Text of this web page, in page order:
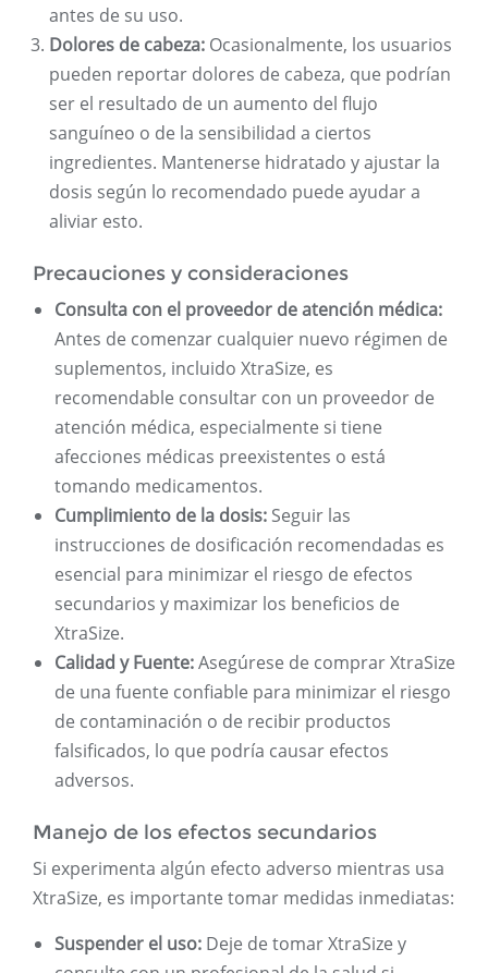
antes de su uso.
Dolores de cabeza: Ocasionalmente, los usuarios
pueden reportar dolores de cabeza, que podrían
ser el resultado de un aumento del flujo
sanguíneo o de la sensibilidad a ciertos
ingredientes. Mantenerse hidratado y ajustar la
dosis según lo recomendado puede ayudar a
aliviar esto.
Precauciones y consideraciones
Consulta con el proveedor de atención médica:
Antes de comenzar cualquier nuevo régimen de
suplementos, incluido XtraSize, es
recomendable consultar con un proveedor de
atención médica, especialmente si tiene
afecciones médicas preexistentes o está
tomando medicamentos.
Cumplimiento de la dosis: Seguir las
instrucciones de dosificación recomendadas es
esencial para minimizar el riesgo de efectos
secundarios y maximizar los beneficios de
XtraSize.
Calidad y Fuente:Asegúrese de comprar XtraSize
de una fuente confiable para minimizar el riesgo
de contaminación o de recibir productos
falsificados, lo que podría causar efectos
adversos.
Manejo de los efectos secundarios
Si experimenta algún efecto adverso mientras usa
XtraSize, es importante tomar medidas inmediatas:
Suspender el uso: Deje de tomar XtraSize y